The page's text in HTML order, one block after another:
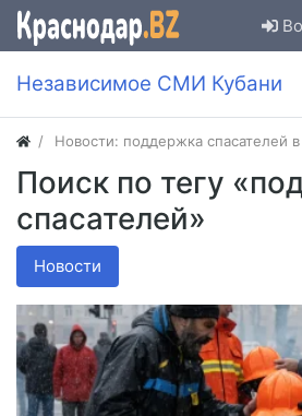
Независимое СМИ Кубани
Новости: поддержка спасателей
Поиск по тегу
спасателей»
Новости